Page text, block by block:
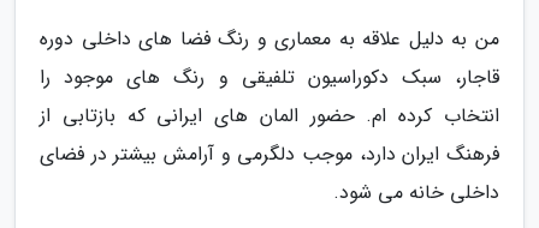
من به دلیل علاقه به معمارى و رنگ فضا های داخلی دوره
قاجار، سبک دکوراسیون تلفیقی و رنگ های موجود را
انتخاب کرده ام. حضور المان های ایرانی که بازتابی از
فرهنگ ایران دارد، موجب دلگرمی و آرامش بیشتر در فضای
داخلی خانه می شود.